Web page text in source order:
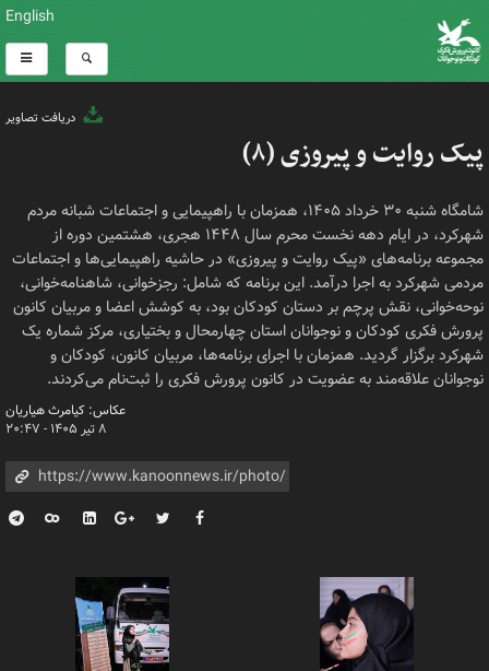
English
دریافت تصاویر
پیک روایت و پیروزی (۸)
شامگاه شنبه ۳۰ خرداد ۱۴۰۵، همزمان با راهپیمایی و اجتماعات شبانه مردم
شهرکرد، در ایام دهه نخست محرم سال ۱۴۴۸ هجری، هشتمین دوره از
مجموعه برنامه‌های «پیک روایت و پیروزی» در حاشیه راهپیمایی‌ها و اجتماعات
مردمی شهرکرد به اجرا درآمد. این برنامه‌ که شامل: رجزخوانی، شاهنامه‌خوانی،
نوحه‌خوانی، نقش پرچم بر دستان کودکان بود، به کوشش اعضا و مربیان کانون
پرورش فکری کودکان و نوجوانان استان چهارمحال و بختیاری، مرکز شماره یک
شهرکرد برگزار گردید. همزمان با اجرای برنامه‌ها، مربیان کانون، کودکان و
نوجوانان علاقه‌مند به عضویت در کانون پرورش فکری را ثبت‌نام می‌کردند.
عکاس: کیامرث هیاریان
۸ تیر ۱۴۰۵ - ۲۰:۴۷